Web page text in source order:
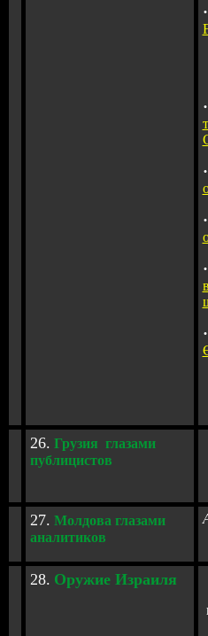
·
·
·
·
·
26. Грузия глазами
публицистов
27. Молдова глазами
аналитиков
28. Оружие Израиля